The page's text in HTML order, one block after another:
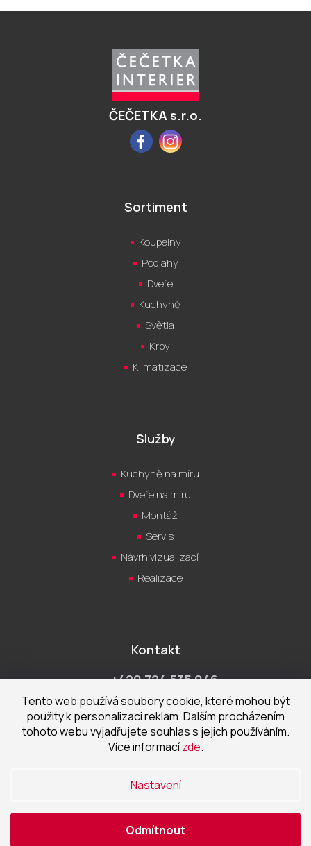
Tento web používá soubory cookie, které mohou být
použity k personalizaci reklam. Dalším procházením
tohoto webu vyjadřujete souhlas s jejich používáním.
Více informacízde.
Nastavení
Odmítnout
ČEČETKA s.r.o.
FacebookInstagram
Sortiment
Koupelny
Podlahy
Dveře
Kuchyně
Světla
Krby
Klimatizace
Služby
Kuchyně na míru
Dveře na míru
Montáž
Servis
Návrh vizualizací
Realizace
Kontakt
+420 724 535 046
Po-Pá 9:00 - 18:00 hod
obchod@cecetka.cz
370 01 České Budějovice